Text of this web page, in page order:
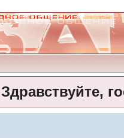
Здравствуйте,